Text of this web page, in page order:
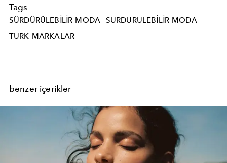
Tags
SÜRDÜRÜLEBILIR-MODA
SURDURULEBILIR-MODA
TURK-MARKALAR
benzer içerikler